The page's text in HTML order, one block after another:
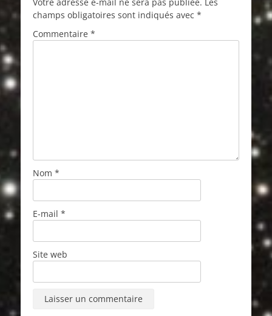
champs obligatoires sont indiqués avec *
Commentaire *
Nom *
E-mail *
Site web